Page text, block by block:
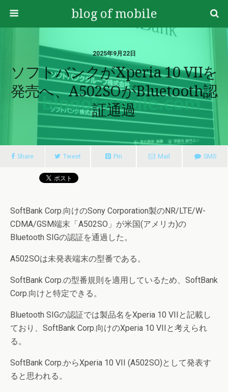
blog of mobile
2025年9月22日
ソフトバンクがXperia 10 VIIを
発売へ、A502SOがBluetooth認
証通過
Share Tweet Pin Mail SMS
SoftBank Corp.向けのSony Corporation製のNR/LTE/W-
CDMA/GSM端末「A502SO」が米国(アメリカ)の
Bluetooth SIGの認証を通過した。
A502SOは未発表端末の型番である。
SoftBank Corp.の型番規則を適用しているため、SoftBank
Corp.向けと特定できる。
Bluetooth SIGの認証では製品名をXperia 10 VIIと記載し
ており、SoftBank Corp.向けのXperia 10 VIIと考えられ
る。
SoftBank Corp.からXperia 10 VII (A502SO)として発表す
ると思われる。